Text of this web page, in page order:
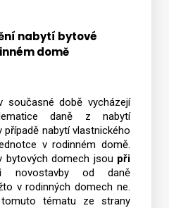
nabytí bytové
domě
současné době vycházejí
daně z nabytí
případě nabytí vlastnického
v rodinném domě.
bytových domech jsou při
novostavby od daně
v rodinných domech ne.
tématu ze strany